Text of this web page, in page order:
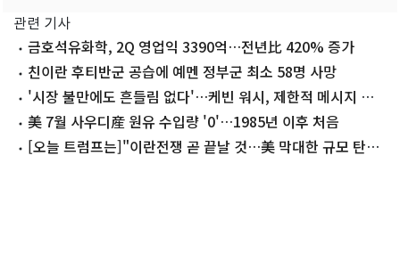
관련 기사
금호석유화학, 2Q 영업익 3390억…전년比 420% 증가
친이란 후티반군 공습에 예멘 정부군 최소 58명 사망
'시장 불만에도 흔들림 없다'…케빈 워시, 제한적 메시지 고
수할 듯
美 7월 사우디産 원유 수입량 '0'…1985년 이후 처음
[오늘 트럼프는]"이란전쟁 곧 끝날 것…美 막대한 규모 탄약